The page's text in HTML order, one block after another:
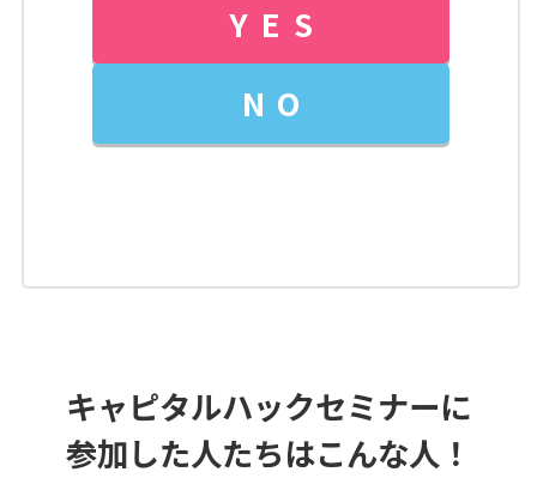
YES
NO
キャピタルハックセミナーに
参加した人たちはこんな人！